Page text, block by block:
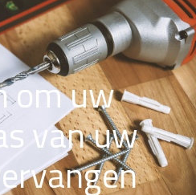
om uw
van uw